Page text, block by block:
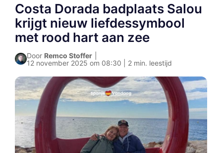
Costa Dorada badplaats Salou
krijgt nieuw liefdessymbool
met rood hart aan zee
Door Remco Stoffer
12 november 2025 om 08:30 | 2 min. leestijd